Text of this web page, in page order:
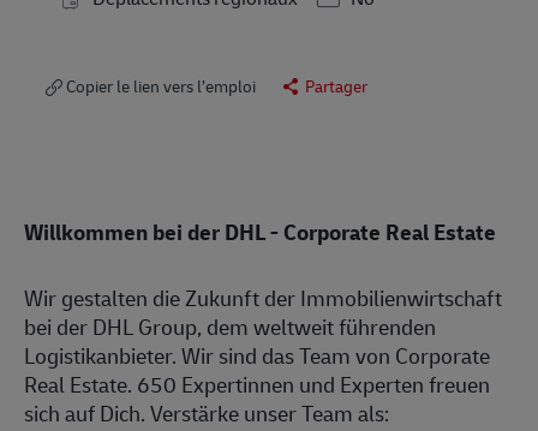
Copier le lien vers l’emploi Partager
Willkommen bei der DHL - Corporate Real Estate
Wir gestalten die Zukunft der Immobilienwirtschaft
bei der DHL Group, dem weltweit führenden
Logistikanbieter. Wir sind das Team von Corporate
Real Estate. 650 Expertinnen und Experten freuen
sich auf Dich. Verstärke unser Team als: